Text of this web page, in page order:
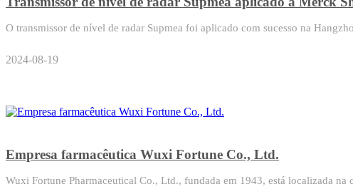
O transmissor de nível de radar Supmea foi aplicado com sucesso na
2024-08-19
Empresa farmacêutica Wuxi Fortune Co., Ltd.
Wuxi Fortune Pharmaceutical Co., Ltd., fundada em 1943, está localizada na